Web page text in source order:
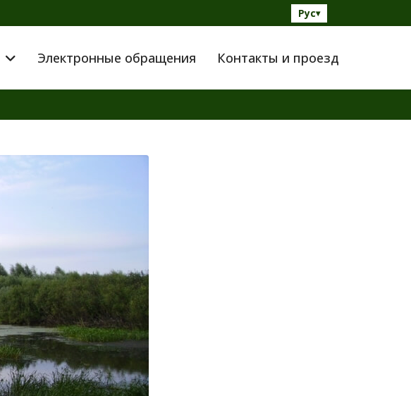
Рус▾
Электронные обращения Контакты и проезд